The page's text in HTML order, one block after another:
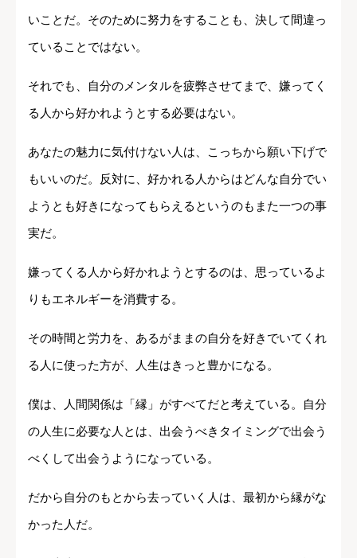
いことだ。そのために努力をすることも、決して間違っ
ていることではない。
それでも、自分のメンタルを疲弊させてまで、嫌ってく
る人から好かれようとする必要はない。
あなたの魅力に気付けない人は、こっちから願い下げで
もいいのだ。反対に、好かれる人からはどんな自分でい
ようとも好きになってもらえるというのもまた一つの事
実だ。
嫌ってくる人から好かれようとするのは、思っているよ
りもエネルギーを消費する。
その時間と労力を、あるがままの自分を好きでいてくれ
る人に使った方が、人生はきっと豊かになる。
僕は、人間関係は「縁」がすべてだと考えている。自分
の人生に必要な人とは、出会うべきタイミングで出会う
べくして出会うようになっている。
だから自分のもとから去っていく人は、最初から縁がな
かった人だ。